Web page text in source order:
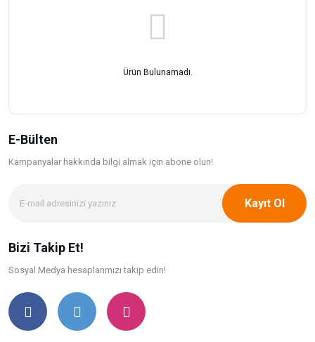
Ürün Bulunamadı.
E-Bülten
Kampanyalar hakkında bilgi almak için abone olun!
Kayıt Ol
Bizi Takip Et!
Sosyal Medya hesaplarımızı takip edin!